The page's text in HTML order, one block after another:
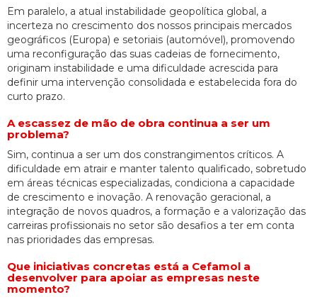
Em paralelo, a atual instabilidade geopolítica global, a
incerteza no crescimento dos nossos principais mercados
geográficos (Europa) e setoriais (automóvel), promovendo
uma reconfiguração das suas cadeias de fornecimento,
originam instabilidade e uma dificuldade acrescida para
definir uma intervenção consolidada e estabelecida fora do
curto prazo.
A escassez de mão de obra continua a ser um
problema?
Sim, continua a ser um dos constrangimentos críticos. A
dificuldade em atrair e manter talento qualificado, sobretudo
em áreas técnicas especializadas, condiciona a capacidade
de crescimento e inovação. A renovação geracional, a
integração de novos quadros, a formação e a valorização das
carreiras profissionais no setor são desafios a ter em conta
nas prioridades das empresas.
Que iniciativas concretas está a Cefamol a
desenvolver para apoiar as empresas neste
momento?